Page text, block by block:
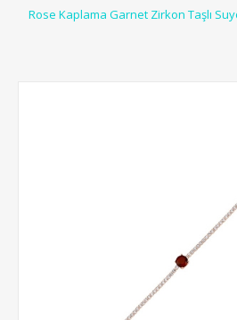
Rose Kaplama Garnet Zirkon Taşlı